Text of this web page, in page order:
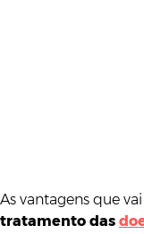
As vantagens que
tratamento das